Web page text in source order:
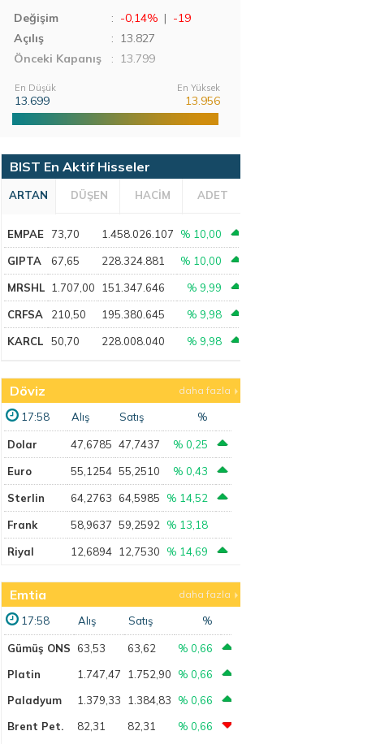
Değişim : -0,14% | -19
Açılış
: 13.827
Önceki Kapanış
: 13.799
En Düşük
13.699
En Yüksek
13.956
BIST En Aktif Hisseler
ARTAN DÜŞEN HACİM ADET
EMPAE 73,70 1.458.026.107 % 10,00
GIPTA 67,65 228.324.881 % 10,00
MRSHL 1.707,00 151.347.646 % 9,99
CRFSA 210,50 195.380.645 % 9,98
KARCL 50,70 228.008.040 % 9,98
Döviz daha fazla
17:58 Alış Satış %
Dolar 47,6785 47,7437 % 0,25
Euro 55,1254 55,2510 % 0,43
Sterlin 64,2763 64,5985 % 14,52
Frank 58,9637 59,2592 % 13,18
Riyal 12,6894 12,7530 % 14,69
Emtia daha fazla
17:58 Alış Satış %
Gümüş ONS 63,53 63,62
% 0,66
Platin
1.747,47 1.752,90
% 0,66
Paladyum
1.379,33 1.384,83
% 0,66
Brent Pet.
82,31 82,31
% 0,66